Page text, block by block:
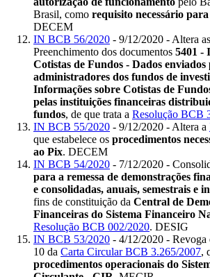
Brasil, como requisito necessário
DECEM
IN BCB 56/2020 - 9/12/2020 - Altera
Preenchimento dos documentos 5401 -
Cotistas de Fundos - Dados enviados
administradores dos fundos de
Informações sobre Cotistas de
pelas instituições financeiras
fundos, de que trata a Resolução BCB
IN BCB 55/2020 - 9/12/2020 - Altera a
que estabelece os procedimentos
ao Pix. DECEM
IN BCB 54/2020 - 7/12/2020 -
para a remessa de demonstrações
e consolidadas, anuais, semestrais e
fins de constituição da Central de
Financeiras do Sistema Financeiro
Resolução BCB 002/2020. DESIG
IN BCB 53/2020 - 4/12/2020 -
10 da Carta Circular BCB 3.265/2007,
procedimentos operacionais do